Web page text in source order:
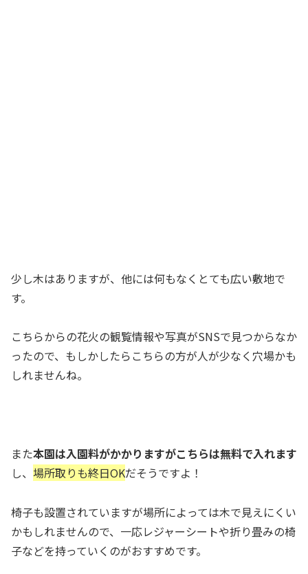
少し木はありますが、他には何もなくとても広い敷地で
す。
こちらからの花火の観覧情報や写真がSNSで見つからなか
ったので、もしかしたらこちらの方が人が少なく穴場かも
しれませんね。
また本園は入園料がかかりますがこちらは無料で入れます
し、 場所取りも終日OKだそうですよ！
椅子も設置されていますが場所によっては木で見えにくい
かもしれませんので、一応レジャーシートや折り畳みの椅
子などを持っていくのがおすすめです。